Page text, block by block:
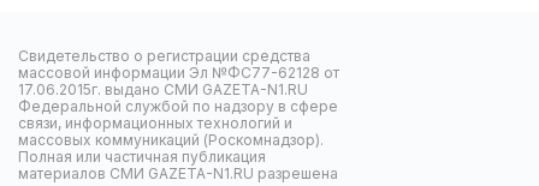
Свидетельство о регистрации средства
массовой информации Эл №ФС77-62128 от
17.06.2015г. выдано СМИ GAZETA-N1.RU
Федеральной службой по надзору в сфере
связи, информационных технологий и
массовых коммуникаций (Роскомнадзор).
Полная или частичная публикация
материалов СМИ GAZETA-N1.RU разрешена